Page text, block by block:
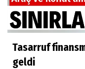
Tasarruf
geldi